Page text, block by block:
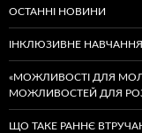
ОСТАННІ НОВИНИ
ІНКЛЮЗИВНЕ НАВЧАННЯ
«МОЖЛИВОСТІ ДЛЯ
МОЖЛИВОСТЕЙ ДЛЯ
ЩО ТАКЕ РАННЄ